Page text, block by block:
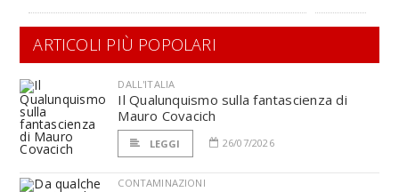
ARTICOLI PIÙ POPOLARI
DALL'ITALIA
Il Qualunquismo sulla fantascienza di
Mauro Covacich
LEGGI 26/07/2026
CONTAMINAZIONI